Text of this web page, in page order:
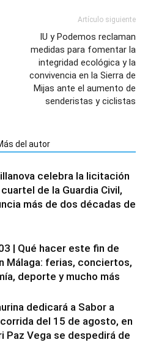
Artículo siguiente
IU y Podemos reclaman
medidas para fomentar la
integridad ecológica y la
convivencia en la Sierra de
Mijas ante el aumento de
senderistas y ciclistas
del autor
celebra la licitación
de la Guardia Civil,
más de dos décadas de
| Qué hacer este fin de
Málaga: ferias, conciertos,
deporte y mucho más
dedicará a Sabor a
del 15 de agosto, en
Paz Vega se despedirá de